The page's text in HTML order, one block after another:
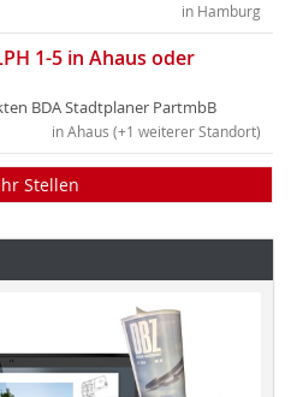
in Hamburg
1-5 in Ahaus oder
BDA Stadtplaner PartmbB
in Ahaus (+1 weiterer Standort)
Stellen